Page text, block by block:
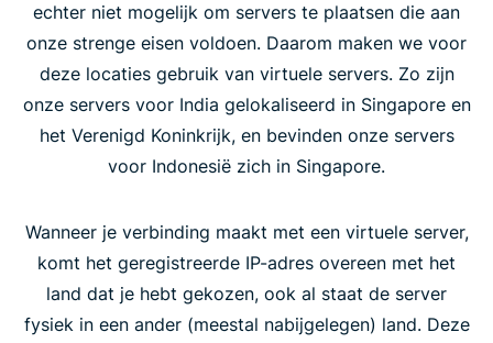
echter niet mogelijk om servers te plaatsen die aan
onze strenge eisen voldoen. Daarom maken we voor
deze locaties gebruik van virtuele servers. Zo zijn
onze servers voor India gelokaliseerd in Singapore en
het Verenigd Koninkrijk, en bevinden onze servers
voor Indonesië zich in Singapore.
Wanneer je verbinding maakt met een virtuele server,
komt het geregistreerde IP-adres overeen met het
land dat je hebt gekozen, ook al staat de server
fysiek in een ander (meestal nabijgelegen) land. Deze